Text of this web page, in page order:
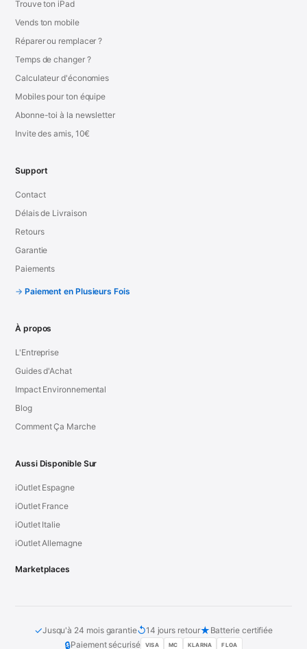
Trouve ton iPad
Vends ton mobile
Réparer ou remplacer ?
Temps de changer ?
Calculateur d'économies
Mobiles pour ton équipe
Abonne-toi à la newsletter
Invite des amis, 10€
Support
Contact
Délais de Livraison
Retours
Garantie
Paiements
Paiement en Plusieurs Fois
À propos
L'Entreprise
Guides d'Achat
Impact Environnemental
Blog
Comment Ça Marche
Aussi Disponible Sur
iOutlet Espagne
iOutlet France
iOutlet Italie
iOutlet Allemagne
Marketplaces
✓Jusqu'à 24 mois garantie↺14 jours retour★ Batterie certifiée
🔒Paiement sécurisé VISA MC KLARNA FLOA